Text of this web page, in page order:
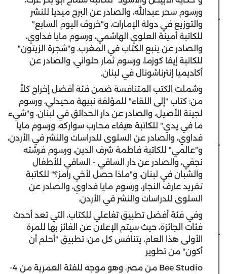
ورسوم سحر عبدالله، والصادر عن البرج ميديا للنشر
والتوزيع في دولة الإمارات، و"خروف اليوم السابع"
للكاتبة أمينة العلوي الهاشمي، ورسوم مايا فداوي،
والصادر عن ينبع الكتاب في المغرب، و"شجرة الزيتون"
للكاتبة إيفا كوزما، ورسوم ثمار حلواني، والصادر عن
أكاديميا إنترناشونال في لبنان.
وشملت الكتب المتنافسة ضمن فئة أفضل إخراج كلاً
من: كتاب "إلى اللقاء" للمؤلفة نبيهة محيدلي، ورسوم
لجينة الأصيل، والصادر عن دار الحدائق في لبنان، و"شيء
ما في يدي" للكاتبة هيفاء محارب سواركه، ورسوم مايا
فداوي، والصادر عن السلوى للدراسات والنشر في الأردن،
و"عالمي" للكاتبة فاطمة شرف الدين، ورسوم فرشته
نجفي، والصادر عن دار الساقي - الساقي للأطفال
والشبان في لبنان، و"ماذا حصل لأخي رامز؟" للكاتبة
تغريد عارف النجار، ورسوم مايا فداوي، والصادر عن
السلوى للدراسات والنشر في الأردن.
وفي فئة أفضل تطبيق تفاعلي للكتاب، التي تعد أحدث
فئات الجائزة، حيث سيتم الإعلان عن الفائز بها للمرة
الأولى هذا العام، يتنافس كل من: تطبيق "أحلم أن
أكون" من تطوير
Bee Studio
من مصر، وهو موجه للفئة العمرية من 4-